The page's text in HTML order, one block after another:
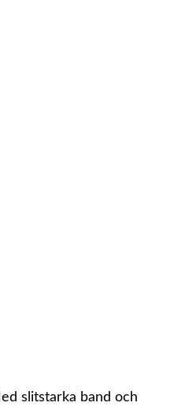
kan du smidigt
slitstarka band och